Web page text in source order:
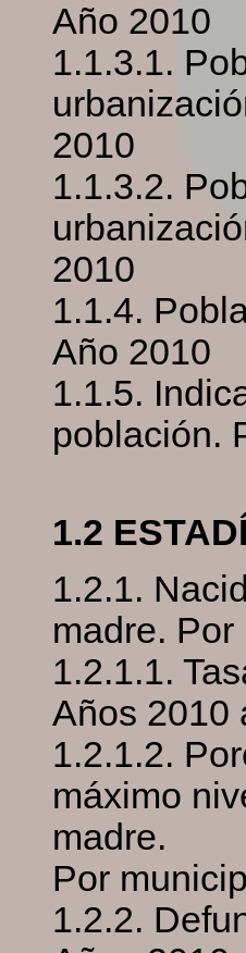
Año 2010
1.1.3.1.
2010
1.1.3.2.
2010
1.1.4.
Año 2010
1.1.5.
población.
1.2
1.2.1.
madre.
1.2.1.1.
Años 2010
1.2.1.2.
máximo
madre.
Por
1.2.2.